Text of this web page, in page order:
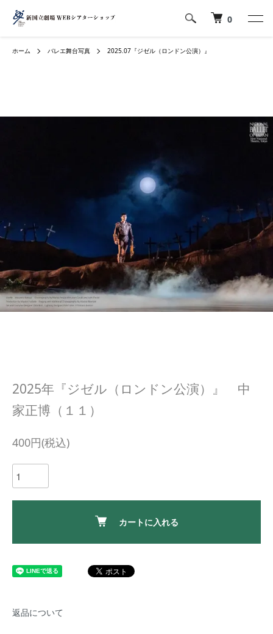
0
ホーム バレエ舞台写真 2025.07『ジゼル（ロンドン公演）』
2025年『ジゼル（ロンドン公演）』 中
家正博（１１）
400円(税込)
カートに入れる
返品について